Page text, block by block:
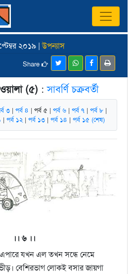
২০১৯ |উপন্যাস
Share
(৫) :সাবর্ণি চক্রবর্তী
৩ | পর্ব ৪ | পর্ব ৫ | পর্ব ৬ | পর্ব ৭ | পর্ব ৮ |
| পর্ব ১২ | পর্ব ১৩ | পর্ব ১৪ | পর্ব ১৫ (শেষ)
।। ৬ ।।
যখন এল তখন সন্ধে নেমে
বেশিরভাগ লোকই বসার জায়গা